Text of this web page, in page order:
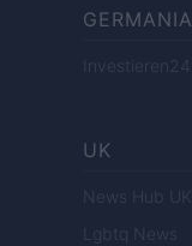
GERMANIA
Investieren24
UK
News Hub UK
Lgbtq News